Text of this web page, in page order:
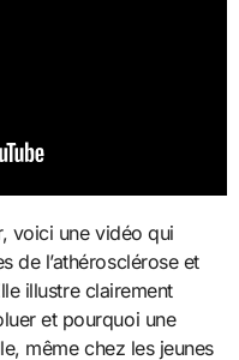
voici une vidéo qui
de l’athérosclérose et
illustre clairement
et pourquoi une
même chez les jeunes